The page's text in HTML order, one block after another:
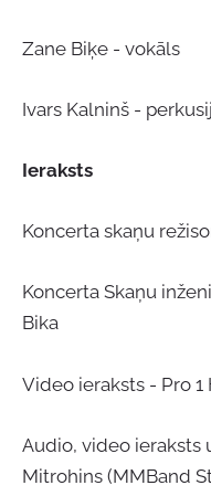
Zane Biķe - vokāls
Ivars Kalninš -
Ieraksts
Koncerta skaņu
Koncerta Skaņu
Bika
Video ieraksts - Pro 1
Audio, video ieraksts
Mitrohins (MMBand